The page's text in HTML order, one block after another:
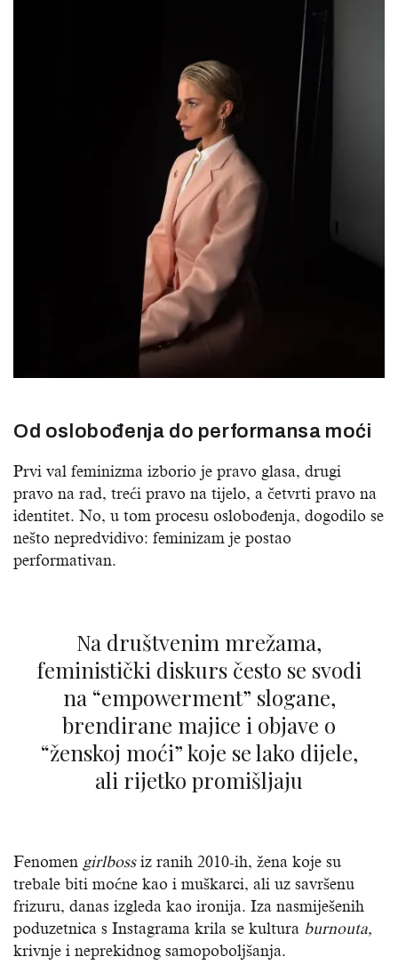
Od oslobođenja do performansa moći
Prvi val feminizma izborio je pravo glasa, drugi
pravo na rad, treći pravo na tijelo, a četvrti pravo na
identitet. No, u tom procesu oslobođenja, dogodilo se
nešto nepredvidivo: feminizam je postao
performativan.
Na društvenim mrežama,
feministički diskurs često se svodi
na “empowerment” slogane,
brendirane majice i objave o
“ženskoj moći” koje se lako dijele,
ali rijetko promišljaju
Fenomen girlbossiz ranih 2010-ih, žena koje su
trebale biti moćne kao i muškarci, ali uz savršenu
frizuru, danas izgleda kao ironija. Iza nasmiješenih
poduzetnica s Instagrama krila se kultura burnouta,
krivnje i neprekidnog samopoboljšanja.